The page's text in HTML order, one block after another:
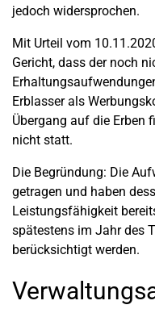
jedoch widersprochen.
Mit Urteil vom
Gericht, dass der noch
Erblasser als
Übergang auf die Erben
nicht statt.
Die Begründung: Die
getragen und haben
Leistungsfähigkeit
spätestens im Jahr des
berücksichtigt werden.